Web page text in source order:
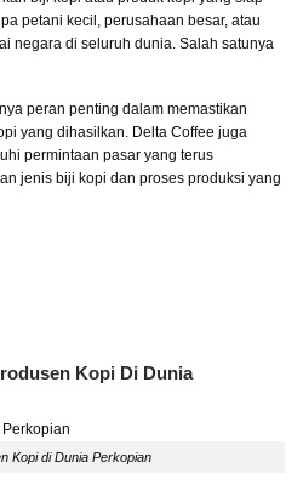
petani kecil, perusahaan besar, atau
negara di seluruh dunia. Salah satunya
peran penting dalam memastikan
yang dihasilkan. Delta Coffee juga
permintaan pasar yang terus
jenis biji kopi dan proses produksi yang
Kopi Di Dunia
Kopi di Dunia Perkopian